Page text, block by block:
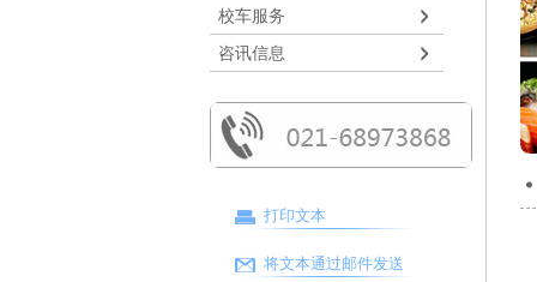
校车服务
咨讯信息
打印文本
将文本通过邮件发送